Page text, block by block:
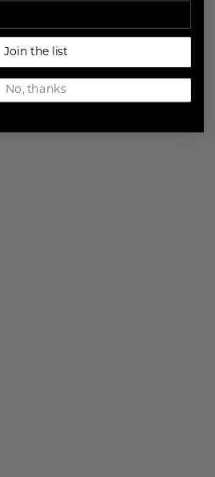
Join the list
No, thanks